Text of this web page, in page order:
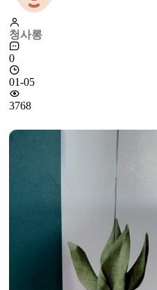
청사롱
0
01-05
3768